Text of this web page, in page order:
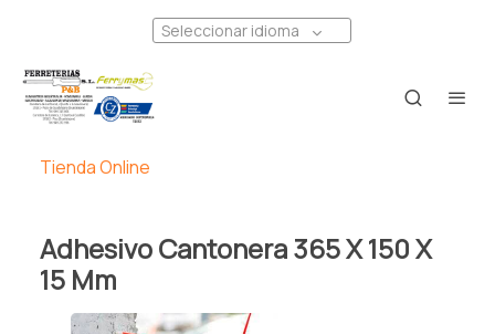
Seleccionar idioma
Tienda Online
Adhesivo Cantonera 365 X 150 X
15 Mm